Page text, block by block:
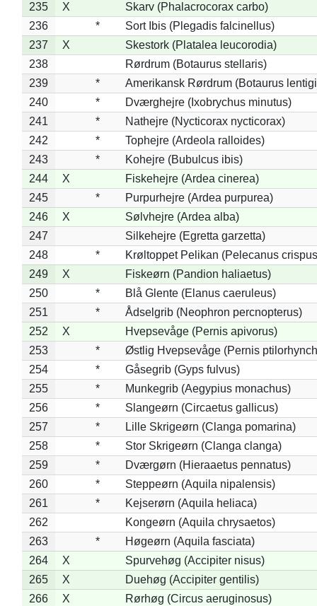
235 X
Skarv (Phalacrocorax carbo)
236
*
Sort Ibis (Plegadis falcinellus)
237
X
Skestork (Platalea leucorodia)
238
Rørdrum (Botaurus stellaris)
239
*
Amerikansk Rørdrum (Botaurus
240
*
Dværghejre (Ixobrychus minutus)
241
*
Nathejre (Nycticorax nycticorax)
242
*
Tophejre (Ardeola ralloides)
243
*
Kohejre (Bubulcus ibis)
244
X
Fiskehejre (Ardea cinerea)
245
*
Purpurhejre (Ardea purpurea)
246
X
Sølvhejre (Ardea alba)
247
Silkehejre (Egretta garzetta)
248
*
Krøltoppet Pelikan (Pelecanus
249
X
Fiskeørn (Pandion haliaetus)
250
*
Blå Glente (Elanus caeruleus)
251
*
Ådselgrib (Neophron percnopterus)
252
X
Hvepsevåge (Pernis apivorus)
253
*
Østlig Hvepsevåge (Pernis
254
*
Gåsegrib (Gyps fulvus)
255
*
Munkegrib (Aegypius monachus)
256
*
Slangeørn (Circaetus gallicus)
257
*
Lille Skrigeørn (Clanga pomarina)
258
*
Stor Skrigeørn (Clanga clanga)
259
*
Dværgørn (Hieraaetus pennatus)
260
*
Steppeørn (Aquila nipalensis)
261
*
Kejserørn (Aquila heliaca)
262
Kongeørn (Aquila chrysaetos)
263
*
Høgeørn (Aquila fasciata)
264
X
Spurvehøg (Accipiter nisus)
265
X
Duehøg (Accipiter gentilis)
266
X
Rørhøg (Circus aeruginosus)